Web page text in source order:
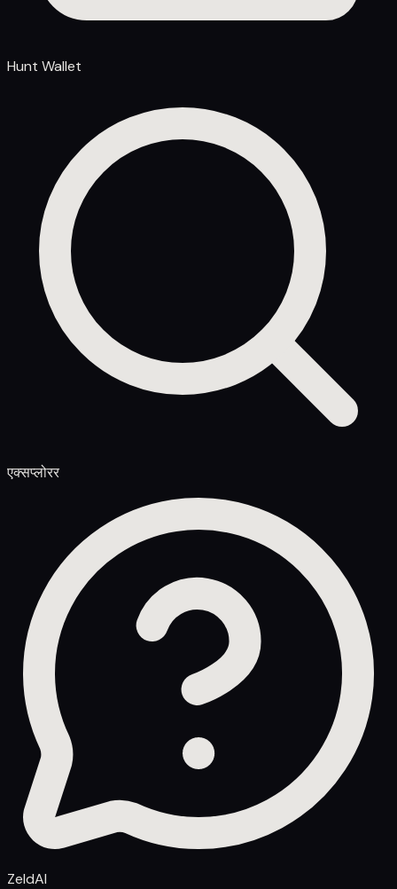
Hunt Wallet
एक्सप्लोरर
ZeldAI